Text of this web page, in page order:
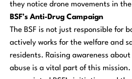
they notice drone movements in
BSF’s Anti-Drug Campaign
The BSF is not just responsible for
actively works for the welfare and
residents. Raising awareness
abuse is a vital part of this